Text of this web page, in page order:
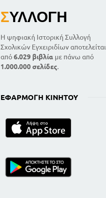
ΣΥΛΛΟΓΉ
Η ψηφιακή Ιστορική Συλλογή
Σχολικών Εγχειριδίων αποτελείται
από6.029 βιβλία με πάνω από
1.000.000 σελίδες.
ΕΦΑΡΜΟΓΉ ΚΙΝΗΤΟΎ